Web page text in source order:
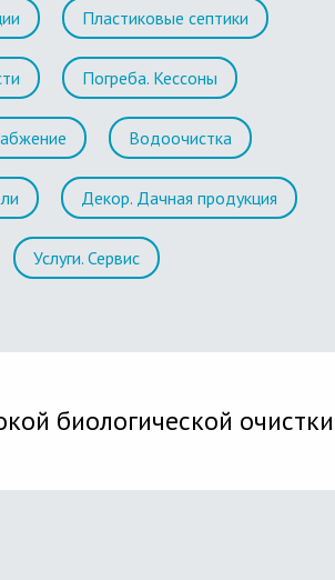
Пластиковые септики
Погреба. Кессоны
Водоочистка
Декор. Дачная продукция
Услуги. Сервис
биологической очистки